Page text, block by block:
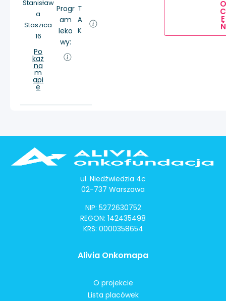
Stanisław
a
Staszica
16
Po
każ
na
m
api
e
Progr
am
leko
wy:
T
A
K
O
C
E
Ń
ul. Niedźwiedzia 4c
02-737 Warszawa
NIP: 5272630752
REGON: 142435498
KRS: 0000358654
Alivia Onkomapa
O projekcie
Lista placówek